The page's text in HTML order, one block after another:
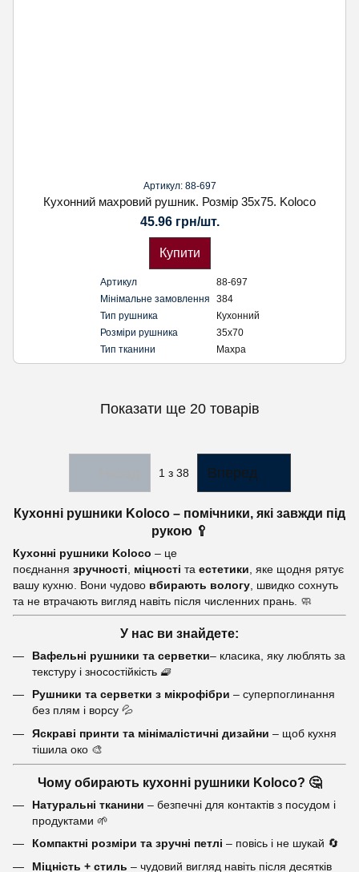
Артикул: 88-697
Кухонний махровий рушник. Розмір 35х75. Koloco
45.96 грн/шт.
Купити
Артикул
88-697
Мінімальне замовлення
384
Тип рушника
Кухонний
Розміри рушника
35х70
Тип тканини
Махра
Показати ще 20 товарів
1 з 38 Вперед
Кухонні рушники Koloco – помічники, які завжди під
рукою 🥄
Кухонні рушники Koloco – це
поєднання зручності міцності та естетики , яке щодня рятує
вашу кухню. Вони чудово вбирають вологу , швидко сохнуть
та не втрачають вигляд навіть після численних прань. 🧼
У нас ви знайдете:
Вафельні рушники та серветки– класика, яку люблять за
текстуру і зносостійкість 🧇
Рушники та серветки з мікрофібри – суперпоглинання
без плям і ворсу 💦
Яскраві принти та мінімалістичні дизайни – щоб кухня
тішила око 🎨
Чому обирають кухонні рушники Koloco? 🤔
Натуральні тканини – безпечні для контактів з посудом і
продуктами 🌱
Компактні розміри та зручні петлі – повісь і не шукай 🔄
Міцність + стиль – чудовий вигляд навіть після десятків